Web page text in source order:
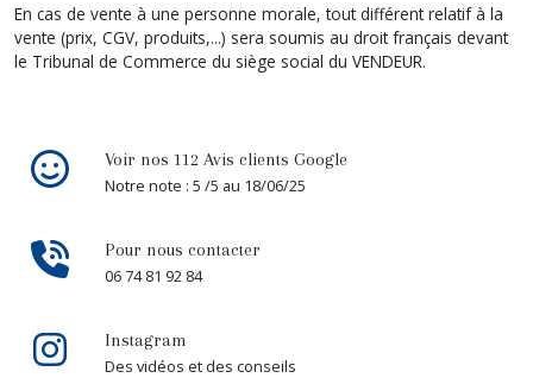
En cas de vente à une personne morale, tout différent relatif à la
vente (prix, CGV, produits,...) sera soumis au droit français devant
le Tribunal de Commerce du siège social du VENDEUR.
Voir nos 112 Avis clients Google
Notre note : 5 /5 au 18/06/25
Pour nous contacter
06 74 81 92 84
Instagram
Des vidéos et des conseils